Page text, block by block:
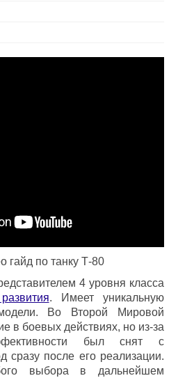
гайд по танку Т-80
4 уровня класса
. Имеет уникальную
Во Второй Мировой
в боевых действиях, но из-за
был снят с
сразу после его реализации.
выбора в дальнейшем